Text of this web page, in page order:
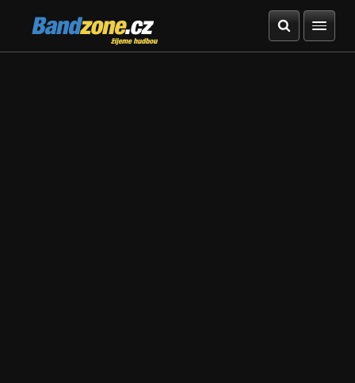
Bandzone.cz
žijeme hudbou